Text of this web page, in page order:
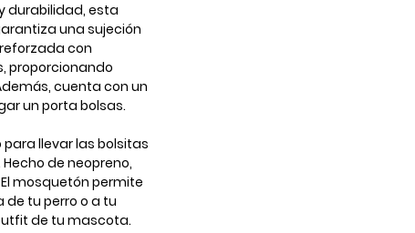
durabilidad, esta
una sujeción
con
proporcionando
cuenta con un
un porta bolsas.
llevar las bolsitas
de neopreno,
mosquetón permite
tu perro o a tu
de tu mascota.